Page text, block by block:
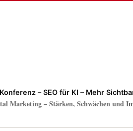
– SEO für KI – Mehr
Marketing – Stärken, Schwächen und